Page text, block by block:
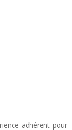
adhérent pour